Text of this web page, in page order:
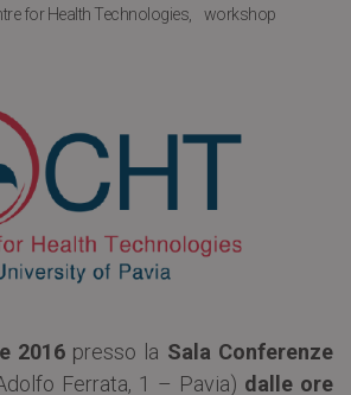
for Health Technologies workshop
2016presso la Sala Conferenze
Ferrata, 1 – Pavia) dalle ore